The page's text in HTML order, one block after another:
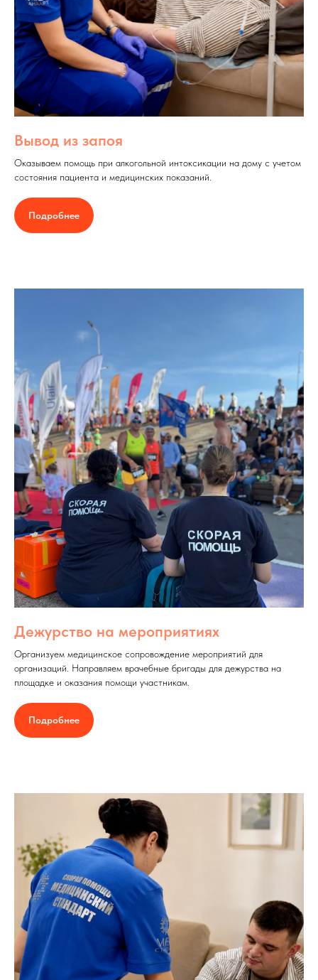
Вывод из запоя
Оказываем помощь при алкогольной интоксикации на дому с учетом
состояния пациента и медицинских показаний.
Подробнее
Дежурство на мероприятиях
Организуем медицинское сопровождение мероприятий для
организаций. Направляем врачебные бригады для дежурства на
площадке и оказания помощи участникам.
Подробнее